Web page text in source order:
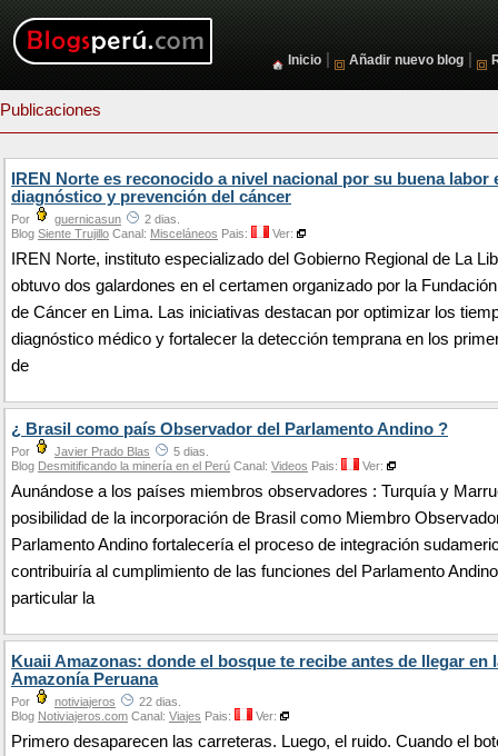
Inicio Añadir nuevo blog
Publicaciones
IREN Norte es reconocido a nivel nacional por su buena labor
diagnóstico y prevención del cáncer
Por guernicasun
2 dias.
Blog Siente Trujillo Canal: Misceláneos Pais: Ver:
IREN Norte, instituto especializado del Gobierno Regional de La
obtuvo dos galardones en el certamen organizado por la
de Cáncer en Lima. Las iniciativas destacan por optimizar los
diagnóstico médico y fortalecer la detección temprana en los
de
¿ Brasil como país Observador del Parlamento Andino ?
Por Javier Prado Blas
5 dias.
Blog Desmitificando la minería en el Perú Canal: Videos Pais: Ver:
Aunándose a los países miembros observadores : Turquía y
posibilidad de la incorporación de Brasil como Miembro
Parlamento Andino fortalecería el proceso de integración
contribuiría al cumplimiento de las funciones del Parlamento
particular la
Kuaii Amazonas: donde el bosque te recibe antes de llegar en
Amazonía Peruana
Por notiviajeros
22 dias.
Blog Notiviajeros.com Canal: Viajes Pais: Ver:
Primero desaparecen las carreteras. Luego, el ruido. Cuando el